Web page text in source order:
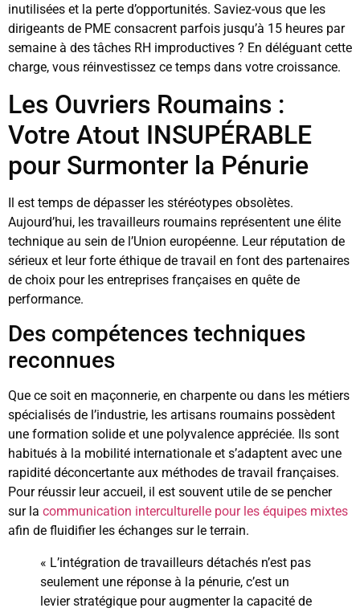
inutilisées et la perte d’opportunités. Saviez-vous que les
dirigeants de PME consacrent parfois jusqu’à 15 heures par
semaine à des tâches RH improductives ? En déléguant cette
charge, vous réinvestissez ce temps dans votre croissance.
Les Ouvriers Roumains :
Votre Atout INSUPÉRABLE
pour Surmonter la Pénurie
Il est temps de dépasser les stéréotypes obsolètes.
Aujourd’hui, les travailleurs roumains représentent une élite
technique au sein de l’Union européenne. Leur réputation de
sérieux et leur forte éthique de travail en font des partenaires
de choix pour les entreprises françaises en quête de
performance.
Des compétences techniques
reconnues
Que ce soit en maçonnerie, en charpente ou dans les métiers
spécialisés de l’industrie, les artisans roumains possèdent
une formation solide et une polyvalence appréciée. Ils sont
habitués à la mobilité internationale et s’adaptent avec une
rapidité déconcertante aux méthodes de travail françaises.
Pour réussir leur accueil, il est souvent utile de se pencher
sur la communication interculturelle pour les équipes mixtes
afin de fluidifier les échanges sur le terrain.
« L’intégration de travailleurs détachés n’est pas
seulement une réponse à la pénurie, c’est un
levier stratégique pour augmenter la capacité de